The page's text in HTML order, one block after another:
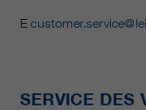
E
SERVICE DES